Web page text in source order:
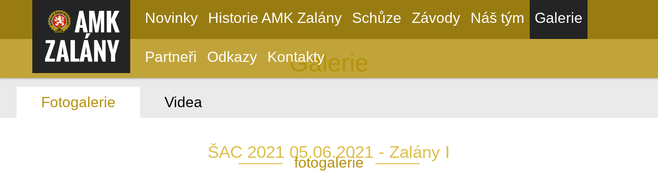
Novinky Historie AMK Zalány Schůze Závody Náš tým Galerie
Partneři Odkazy Kontakty
Galerie
Fotogalerie Videa
ŠAC 2021 05.06.2021 - Zalány I
——— fotogalerie ———